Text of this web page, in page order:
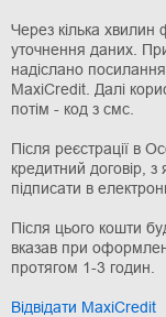
Через кілька хвилин
уточнення даних.
надіслано
MaxiCredit. Далі
потім - код з смс.
Після реєстрації в
кредитний договір,
підписати в
Після цього кошти
вказав при
протягом 1-3 годин.
Відвідати MaxiCredit